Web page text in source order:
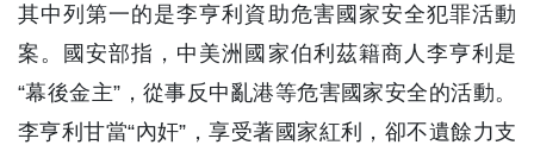
其中列第一的是李亨利資助危害國家安全犯罪活動
案。國安部指，中美洲國家伯利茲籍商人李亨利是
“幕後金主”，從事反中亂港等危害國家安全的活動。
李亨利甘當“內奸”，享受著國家紅利，卻不遺餘力支